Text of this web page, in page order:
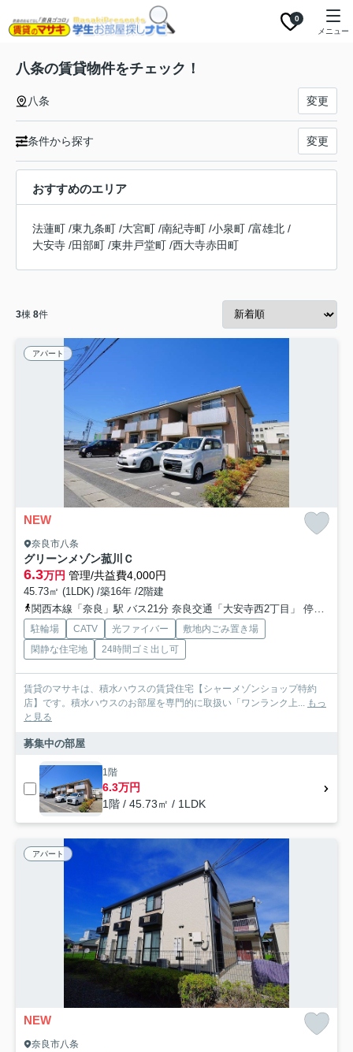
0
メニュー
八条の賃貸物件をチェック！
八条 変更
条件から探す 変更
おすすめのエリア
法蓮町 /東九条町 /大宮町 /南紀寺町 /小泉町 /富雄北 /
大安寺 /田部町 /東井戸堂町 /西大寺赤田町
3棟 8件
アパート
NEW
奈良市八条
グリーンメゾン菰川Ｃ
6.3万円 管理/共益費4,000円
45.73㎡ (1LDK) /築16年 /2階建
関西本線「奈良」駅 バス21分 奈良交通「大安寺西2丁目」 停歩4分
駐輪場 CATV 光ファイバー
敷地内ごみ置き場
閑静な住宅地
24時間ゴミ出し可
賃貸のマサキは、積水ハウスの賃貸住宅【シャーメゾンショップ特約
店】です。積水ハウスのお部屋を専門的に取扱い「ワンランク上... もっ
と見る
募集中の部屋
1階
6.3万円
1階 / 45.73㎡ / 1LDK
アパート
NEW
奈良市八条